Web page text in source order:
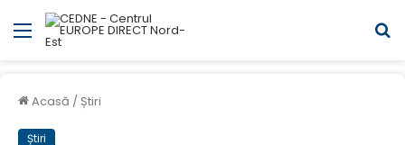
Meniul
Acasă / Știri
Știri